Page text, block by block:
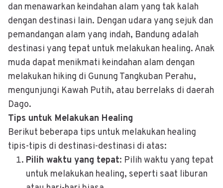
dan menawarkan keindahan alam yang tak kalah
dengan destinasi lain. Dengan udara yang sejuk dan
pemandangan alam yang indah, Bandung adalah
destinasi yang tepat untuk melakukan healing. Anak
muda dapat menikmati keindahan alam dengan
melakukan hiking di Gunung Tangkuban Perahu,
mengunjungi Kawah Putih, atau berrelaks di daerah
Dago.
Tips untuk Melakukan Healing
Berikut beberapa tips untuk melakukan healing
tipis-tipis di destinasi-destinasi di atas:
Pilih waktu yang tepat: Pilih waktu yang tepat
untuk melakukan healing, seperti saat liburan